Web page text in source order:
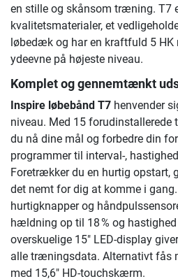
en stille og skånsom træning. T7
kvalitetsmaterialer, et
løbedæk og har en kraftfuld 5 HK
ydeevne på højeste niveau.
Komplet og gennemtænkt
Inspire løbebånd T7 henvender
niveau. Med 15
du nå dine mål og forbedre din
programmer til interval-,
Foretrækker du en hurtig opstart,
det nemt for dig at komme i
hurtigknapper og
hældning op til 18 % og
overskuelige 15" LED-display
alle træningsdata. Alternativt fås
med 15,6" HD-touchskærm.